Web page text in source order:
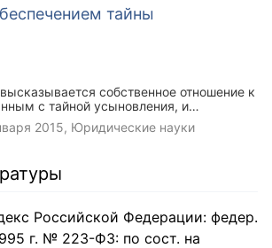
тайны
собственное отношение к
с тайной усыновления, и
пути их разрешения.
2015, Юридические науки
Российской Федерации: федер.
г. № 223-ФЗ: по сост. на